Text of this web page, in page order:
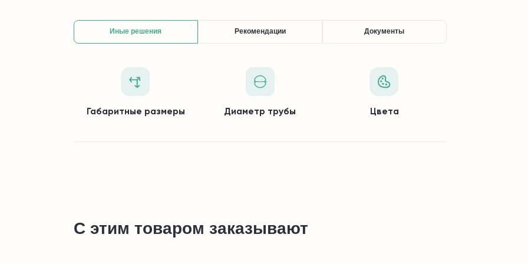
Иные решения Рекомендации Документы
Габаритные размеры Диаметр трубы Цвета
С этим товаром заказывают